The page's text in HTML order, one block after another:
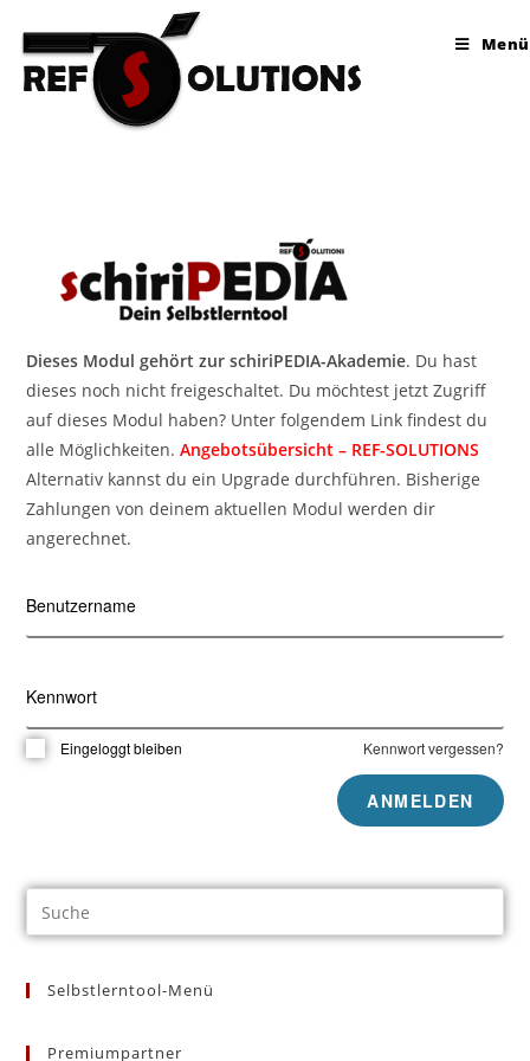
Menü
Dieses Modul gehört zur schiriPEDIA-Akademie. Du hast
dieses noch nicht freigeschaltet. Du möchtest jetzt Zugriff
auf dieses Modul haben? Unter folgendem Link findest du
alle Möglichkeiten.Angebotsübersicht – REF-SOLUTIONS
Alternativ kannst du ein Upgrade durchführen. Bisherige
Zahlungen von deinem aktuellen Modul werden dir
angerechnet.
Benutzername
Kennwort
Eingeloggt bleiben Kennwort vergessen?
Selbstlerntool-Menü
Premiumpartner